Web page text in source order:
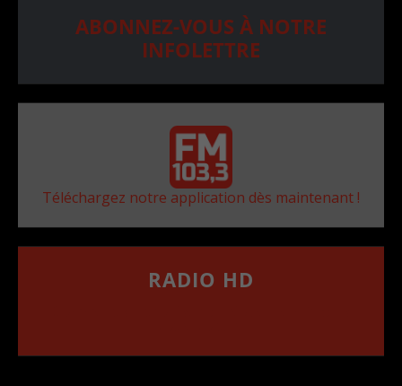
ABONNEZ-VOUS À NOTRE
INFOLETTRE
Téléchargez notre application dès maintenant !
RADIO HD